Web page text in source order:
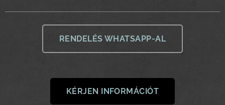
RENDELÉS WHATSAPP-AL
KÉRJEN INFORMÁCIÓT